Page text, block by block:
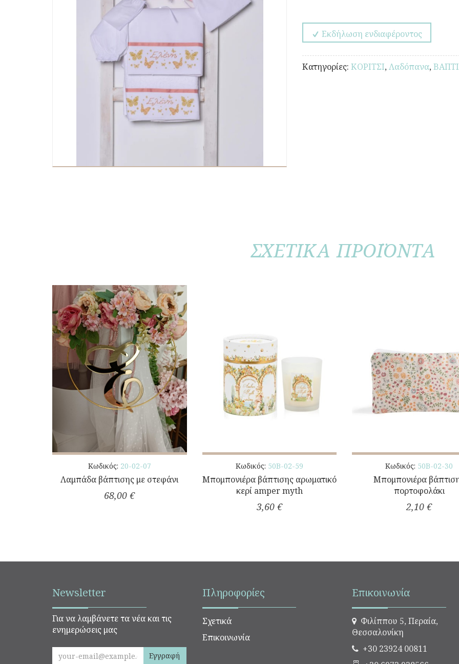
Εκδήλωση ενδιαφέροντος
Κατηγορίες: ΚΟΡΙΤΣΙ,Λαδόπανα,
ΣΧΕΤΙΚΑ ΠΡΟΪΟΝΤΑ
Κωδικός: 20-02-07
Λαμπάδα βάπτισης με στεφάνι
68,00 €
Κωδικός: 50Β-02-59
Μπομπονιέρα βάπτισης αρωματικό
κερί amper myth
3,60 €
Κωδικός: 50Β-02-30
Μπομπονιέρα
πορτοφολάκι
2,10 €
Newsletter
Για να λαμβάνετε τα νέα και τις
ενημερώσεις μας
Εγγραφή
Πληροφορίες
Σχετικά
Επικοινωνία
Επικοινωνία
Φιλίππου 5, Περαία,
Θεσσαλονίκη
+30 23924 00811